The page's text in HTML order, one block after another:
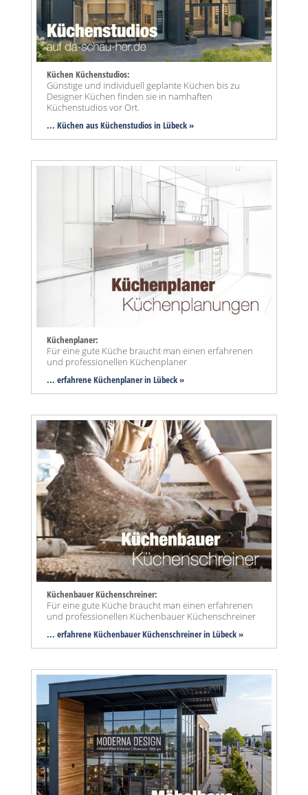
Küchen Küchenstudios:
Günstige und individuell geplante Küchen bis zu
Designer Küchen finden sie in namhaften
Küchenstudios vor Ort.
... Küchen aus Küchenstudios in Lübeck »
Küchenplaner:
Für eine gute Küche braucht man einen erfahrenen
und professionellen Küchenplaner
... erfahrene Küchenplaner in Lübeck »
Küchenbauer Küchenschreiner:
Für eine gute Küche braucht man einen erfahrenen
und professionellen Küchenbauer Küchenschreiner
... erfahrene Küchenbauer Küchenschreiner in Lübeck »